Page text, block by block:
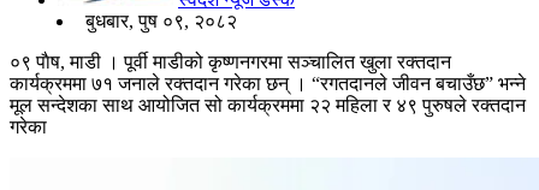
बुधबार, पुष ०९, २०८२
०९ पाैष, माडी । पूर्वी माडीको कृष्णनगरमा सञ्चालित खुला रक्तदान
कार्यक्रममा ७१ जनाले रक्तदान गरेका छन् । “रगतदानले जीवन बचाउँछ” भन्ने
मूल सन्देशका साथ आयोजित सो कार्यक्रममा २२ महिला र ४९ पुरुषले रक्तदान
गरेका